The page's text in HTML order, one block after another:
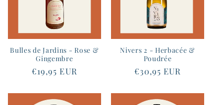
Bulles de Jardins - Rose &
Gingembre
Prix
€19,95 EUR
Nivers 2 - Herbacée &
Poudrée
Prix
€30,95 EUR